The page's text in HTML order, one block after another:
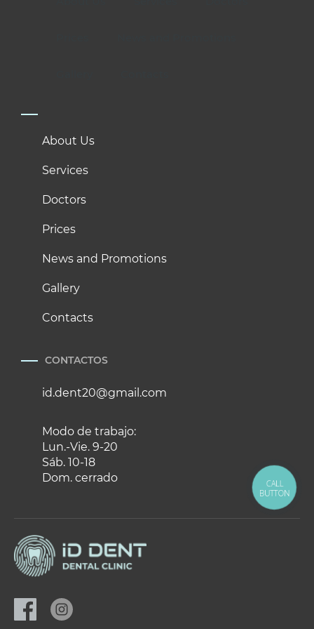
About Us
Services
Doctors
Prices
News and Promotions
Gallery
Contacts
CONTACTOS
id.dent20@gmail.com
Modo de trabajo:
Lun.-Vie. 9-20
Sáb. 10-18
Dom. cerrado
CALL
BUTTON